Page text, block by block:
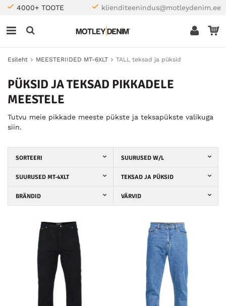
4000+ TOOTE klienditeenindus@motleydenim.ee
Esileht MEESTERIIDED MT-6XLT TALL teksad ja püksid
PÜKSID JA TEKSAD PIKKADELE
MEESTELE
Tutvu meie pikkade meeste pükste ja teksapükste valikuga
siin.
SORTEERI SUURUSED W/L
SUURUSED MT-4XLT TEKSAD JA PÜKSID
BRÄNDID VÄRVID